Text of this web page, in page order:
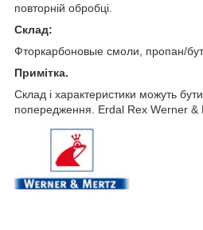
повторній обробці.
Склад:
Фторкарбоновые смоли, пропан/
Примітка.
Склад і характеристики можуть
попередження. Erdal Rex Werner &